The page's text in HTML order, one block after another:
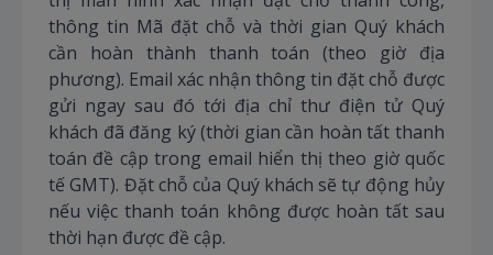
thông tin Mã đặt chỗ và thời gian Quý khách
cần hoàn thành thanh toán (theo giờ địa
phương). Email xác nhận thông tin đặt chỗ được
gửi ngay sau đó tới địa chỉ thư điện tử Quý
khách đã đăng ký (thời gian cần hoàn tất thanh
toán đề cập trong email hiển thị theo giờ quốc
tế GMT). Đặt chỗ của Quý khách sẽ tự động hủy
nếu việc thanh toán không được hoàn tất sau
thời hạn được đề cập.